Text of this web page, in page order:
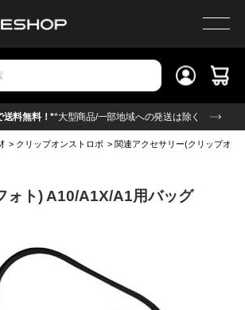
送料無料！**大型商品/一部地域への発送は除く
> クリップオンストロボ >関連アクセサリー(クリップオン
ォト) A10/A1X/A1用バッグ